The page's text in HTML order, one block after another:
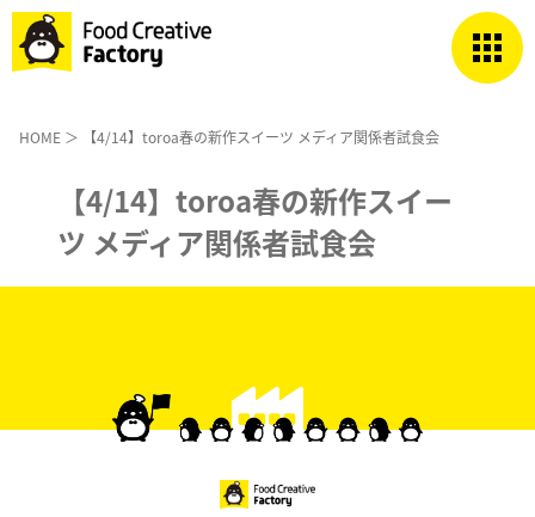
HOME ＞ 【4/14】toroa春の新作スイーツ メディア関係者試食会
【4/14】toroa春の新作スイー
ツ メディア関係者試食会